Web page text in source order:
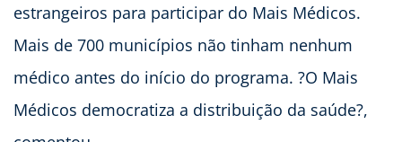
estrangeiros para participar do Mais Médicos.
Mais de 700 municípios não tinham nenhum
médico antes do início do programa. ?O Mais
Médicos democratiza a distribuição da saúde?,